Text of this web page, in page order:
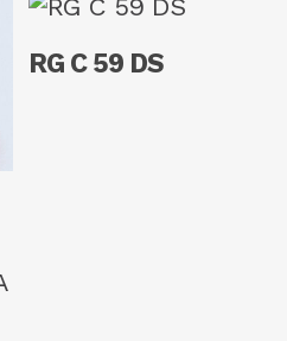
Read More
RG C 59 DS